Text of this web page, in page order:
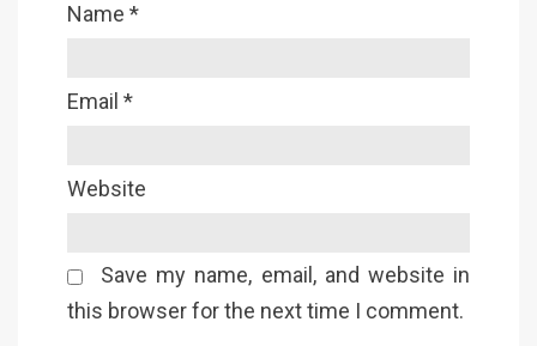
Name *
Email *
Website
Save my name, email, and website in
this browser for the next time I comment.